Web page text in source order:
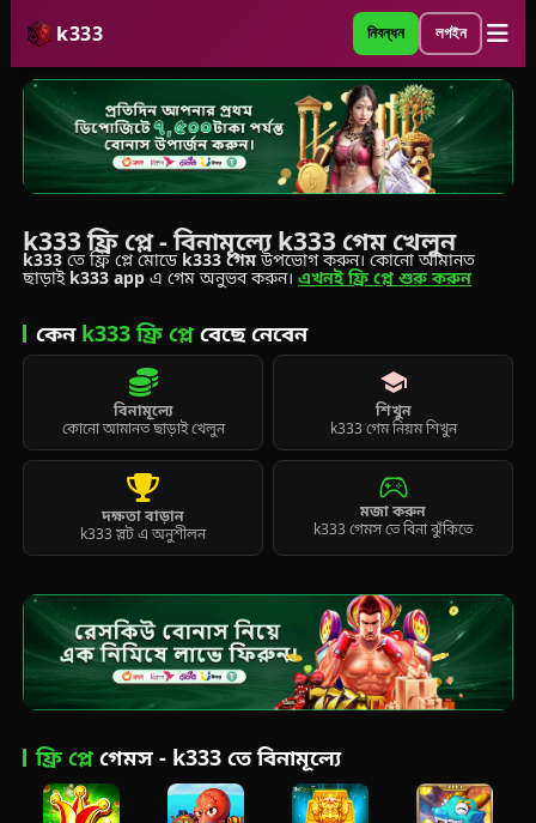
k333 নিবন্ধন লগইন
k333 ফ্রি প্লে - বিনামূল্যে k333 গেম খেলুন
k333 তে ফ্রি প্লে মোডে k333 গেমউপভোগ করুন। কোনো আমানত
ছাড়াই k333 app এ গেম অনুভব করুন। এখনই ফ্রি প্লে শুরু করুন
কেন k333 ফ্রি প্লে বেছে নেবেন
বিনামূল্যে
কোনো আমানত ছাড়াই খেলুন
school
শিখুন
k333 গেম নিয়ম শিখুন
দক্ষতা বাড়ান
k333 স্লট এ অনুশীলন
মজা করুন
k333 গেমস তে বিনা ঝুঁকিতে
ফ্রি প্লে গেমস - k333 তে বিনামূল্যে